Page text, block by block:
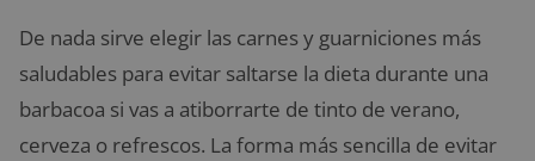
De nada sirve elegir las carnes y guarniciones más
saludables para evitar saltarse la dieta durante una
barbacoa si vas a atiborrarte de tinto de verano,
cerveza o refrescos. La forma más sencilla de evitar